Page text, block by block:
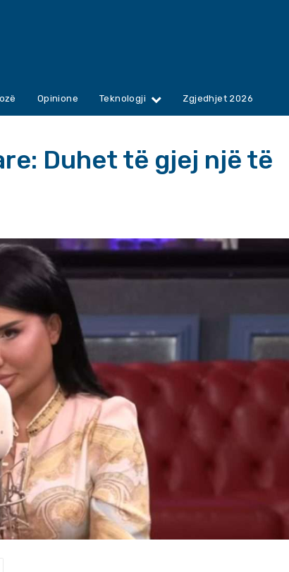
Opinione Teknologji Zgjedhjet 2026
Duhet të gjej një të